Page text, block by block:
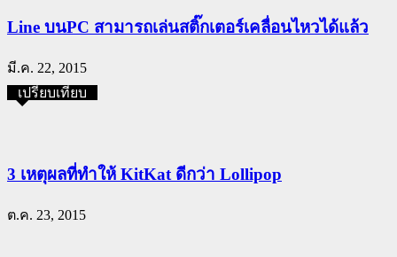
Line บนPC สามารถเล่นสติ๊กเตอร์เคลื่อนไหวได้แล้ว
มี.ค. 22, 2015
เปรียบเทียบ
3 เหตุผลที่ทำให้ KitKat ดีกว่า Lollipop
ต.ค. 23, 2015